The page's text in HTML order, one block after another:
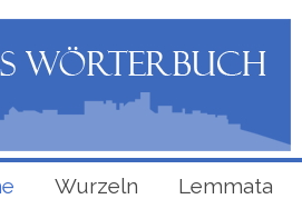
Wurzeln Lemmata